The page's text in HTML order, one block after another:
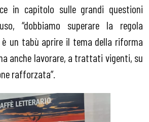
in capitolo sulle grandi questioni
“dobbiamo superare la regola
è un tabù aprire il tema della riforma
anche lavorare, a trattati vigenti, su
rafforzata”.